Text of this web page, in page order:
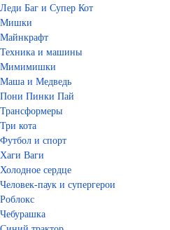
Леди Баг и Супер Кот
Мишки
Майнкрафт
Техника и машины
Мимимишки
Маша и Медведь
Пони Пинки Пай
Трансформеры
Три кота
Футбол и спорт
Хаги Ваги
Холодное сердце
Человек-паук и супергерои
Роблокс
Чебурашка